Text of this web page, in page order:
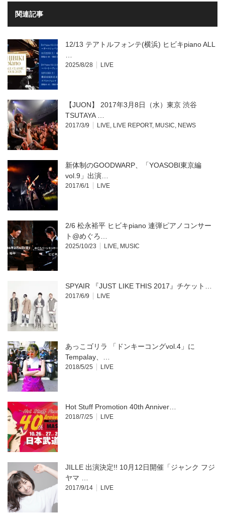
い
ウ
ウ
で
開
き
ま
す)
い
(新
し
い
ウ
ィ
ン
ド
ウ
開
き
ま
す)
関連記事
12/13 テアトルフォンテ(横浜) ヒビキpiano ALL
…
2025/8/28 LIVE
【JUON】 2017年3月8日（水）東京 渋谷
TSUTAYA …
2017/3/9 LIVE, LIVE REPORT, MUSIC, NEWS
新体制のGOODWARP、「YOASOBI東京編
vol.9」出演…
2017/6/1 LIVE
2/6 松永裕平 ヒビキpiano 連弾ピアノコンサー
ト@めぐろ…
2025/10/23 LIVE, MUSIC
SPYAIR 『JUST LIKE THIS 2017』チケット…
2017/6/9 LIVE
あっこゴリラ 「ドンキーコングvol.4」に
Tempalay、…
2018/5/25 LIVE
Hot Stuff Promotion 40th Anniver…
2018/7/25 LIVE
JILLE 出演決定!! 10月12日開催「ジャンク フジ
ヤマ …
2017/9/14 LIVE